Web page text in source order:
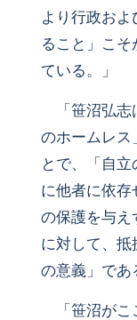
より行政お
ること」こ
ている。」
「笹沼弘志
のホームレス
とで、「自立
に他者に依存
の保護を与え
に対して、
の意義」であ
「笹沼がこ